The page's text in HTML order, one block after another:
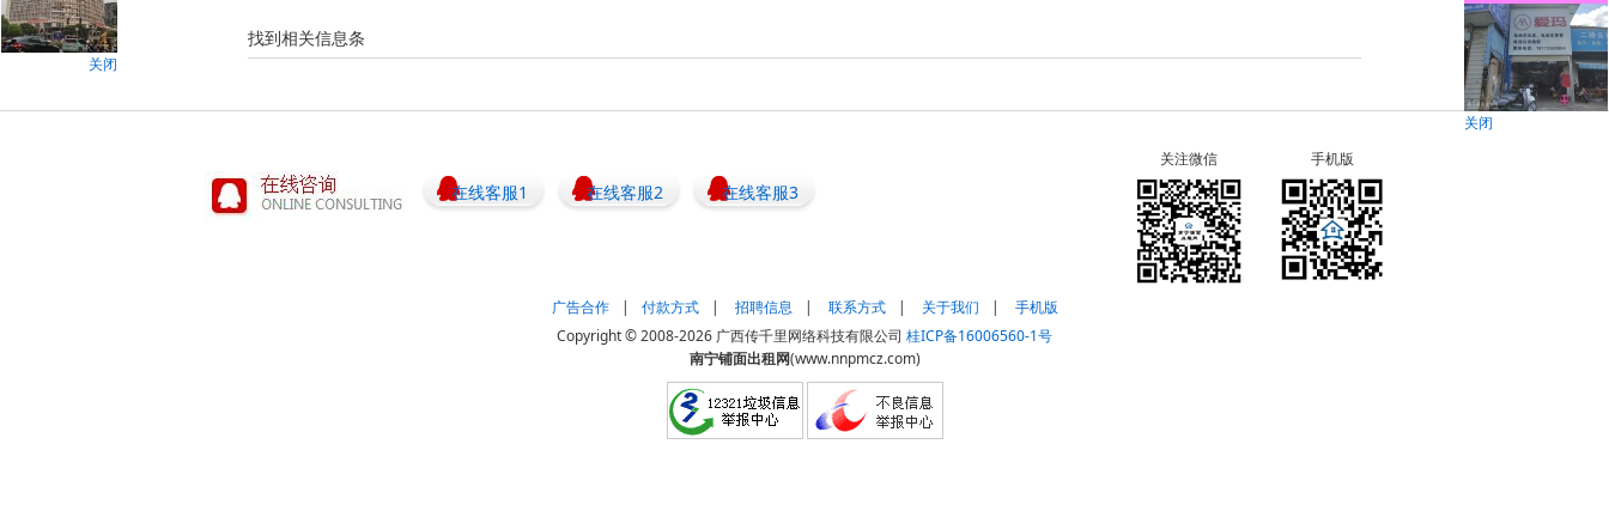
找到相关信息条
在线客服1 在线客服2 在线客服3
关注微信 手机版
广告合作 | 付款方式 | 招聘信息 | 联系方式 | 关于我们 |
手机版
Copyright © 2008-2026 广西传千里网络科技有限公司 桂ICP备16006560-1号
南宁铺面出租网(www.nnpmcz.com)
关闭
关闭